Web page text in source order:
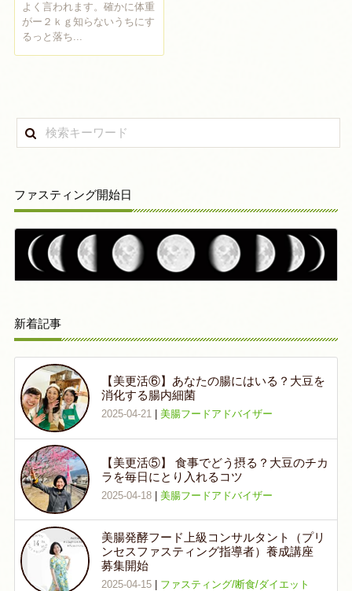
よく言われます。確かに体重
がー２ｋｇ知らないうちにす
るっと落ち...
ファスティング開始日
新着記事
【美更活⑥】あなたの腸にはいる？大豆を
消化する腸内細菌
2025-04-21| 美腸フードアドバイザー
【美更活⑤】 食事でどう摂る？大豆のチカ
ラを毎日にとり入れるコツ
2025-04-18| 美腸フードアドバイザー
美腸発酵フード上級コンサルタント（プリ
ンセスファスティング指導者）養成講座
募集開始
2025-04-15| ファスティング/断食/ダイエット